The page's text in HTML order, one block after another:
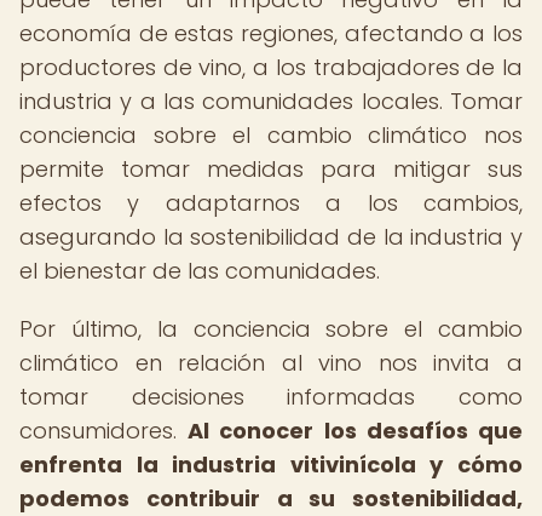
economía de estas regiones, afectando a los
productores de vino, a los trabajadores de la
industria y a las comunidades locales. Tomar
conciencia sobre el cambio climático nos
permite tomar medidas para mitigar sus
efectos y adaptarnos a los cambios,
asegurando la sostenibilidad de la industria y
el bienestar de las comunidades.
Por último, la conciencia sobre el cambio
climático en relación al vino nos invita a
tomar decisiones informadas como
consumidores.Al conocer los desafíos que
enfrenta la industria vitivinícola y cómo
podemos contribuir a su sostenibilidad,